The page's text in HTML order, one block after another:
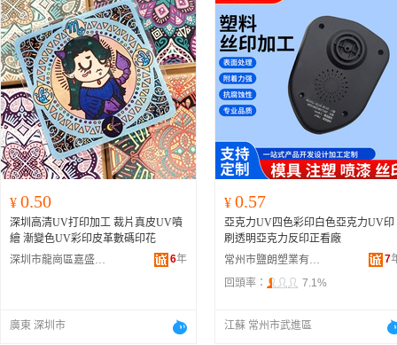
¥ 0.50
深圳高清UV打印加工 裁片真皮UV噴
繪 漸變色UV彩印皮革數碼印花
深圳市龍崗區嘉盛圖彩印加工廠
6年
廣東 深圳市
¥ 0.57
亞克力UV四色彩印白色亞克力UV印
刷透明亞克力反印正看廠
常州市鹽朗塑業有限公司
7
回頭率：
7.1%
江蘇 常州市武進區